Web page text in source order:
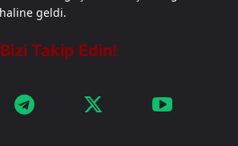
geldi.​​​​​​​​​​​​​​​​